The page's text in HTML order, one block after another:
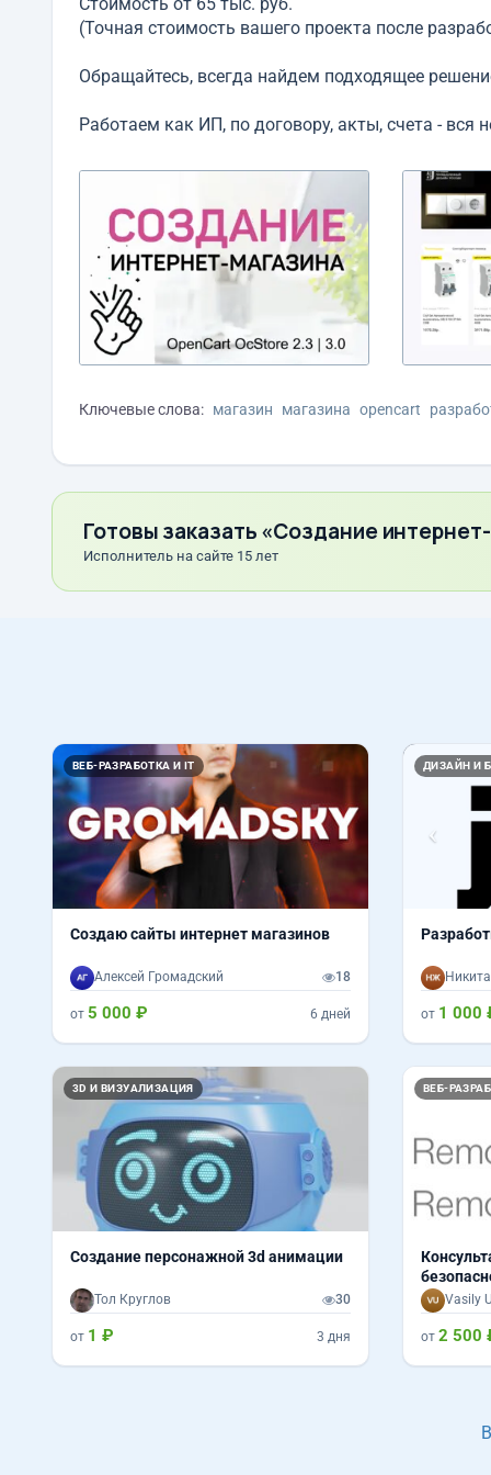
(Точная стоимость вашего проекта после
Обращайтесь, всегда найдем подходящее
Работаем как ИП, по договору, акты, счета -
Ключевые слова: магазин магазина opencart
Готовы заказать «Создание
Исполнитель на сайте 15 лет
ВЕБ-РАЗРАБОТКА И IT
Создаю сайты интернет магазинов
Алексей Громадский 18
от 5 000 ₽ 6 дней
ДИЗАЙН И
Назад
от 1 000
3D И ВИЗУАЛИЗАЦИЯ
Создание персонажной 3d анимации
Тол Круглов 30
от 1 ₽ 3 дня
ВЕБ-
Vasily
от 2 500